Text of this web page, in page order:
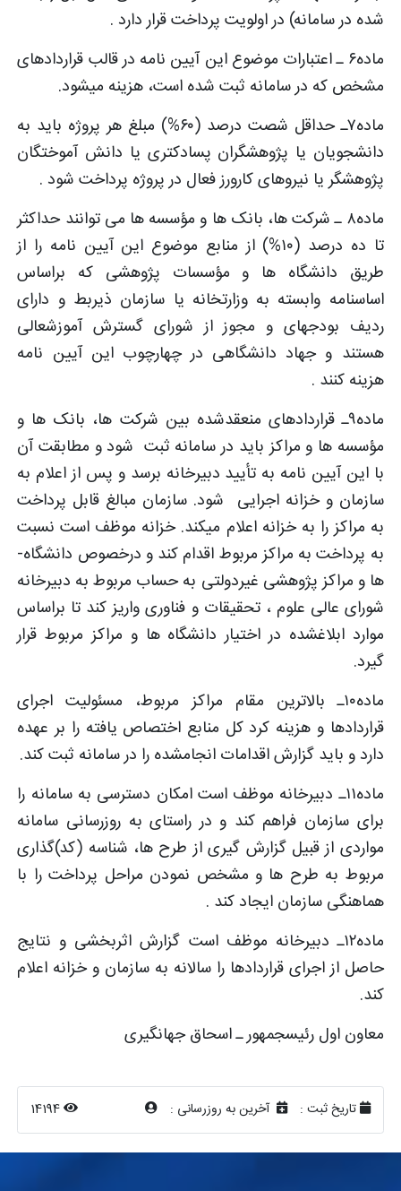
شده در سامانه) در اولویت پرداخت قرار دارد .
ماده۶ ـ اعتبارات موضوع این آیین ­نامه در قالب قراردادهای
مشخص که در سامانه ثبت ­شده است، هزینه می­شود.
ماده۷ـ حداقل شصت درصد (۶۰%) مبلغ هر پروژه باید به
دانشجویان یا پژوهشگران پسادکتری یا دانش ­آموختگان
پژوهشگر یا نیروهای کارورز فعال در پروژه پرداخت شود .
ماده۸ ـ شرکت ها، بانک ­ها و مؤسسه ­ها می­ توانند حداکثر
تا ده درصد (۱۰%) از منابع موضوع این آیین­ نامه را از
طریق دانشگاه ‏ها و مؤسسات پژوهشی که براساس
اساسنامه وابسته به وزارتخانه یا سازمان ذی­ربط و دارای
ردیف بودجه­ای و مجوز از شورای گسترش آموزش­عالی
هستند و جهاد دانشگاهی در چهارچوب این آیین­ نامه
هزینه کنند .
ماده۹ـ قراردادهای منعقدشده بین شرکت­ ها، بانک ­ها و
مؤسسه­ ها و مراکز باید در سامانه ثبت­ شود و مطابقت آن
با این آیین ‏نامه به تأیید دبیرخانه برسد و پس از اعلام به
سازمان و خزانه اجرایی ­ شود. سازمان مبالغ قابل پرداخت
به مراکز را به خزانه اعلام می­کند. خزانه موظف است نسبت
به پرداخت به مراکز مربوط اقدام کند و درخصوص دانشگاه­
ها و مراکز پژوهشی غیردولتی به حساب مربوط به دبیرخانه
شورای عالی علوم ، تحقیقات و فناوری واریز کند تا براساس
موارد ابلاغ­شده در اختیار دانشگاه ­ها و مراکز مربوط قرار
گیرد.
ماده۱۰ـ بالاترین مقام مراکز مربوط، مسئولیت اجرای
قراردادها و هزینه­ کرد کل منابع اختصاص ­یافته را بر عهده
دارد و باید گزارش اقدامات انجام­شده را در سامانه ثبت کند.
ماده۱۱ـ دبیرخانه موظف است امکان دسترسی به سامانه را
برای سازمان فراهم کند و در راستای به ­روزرسانی سامانه
مواردی از قبیل گزارش گیری از طرح ها، شناسه (کد)گذاری
مربوط به طرح ها و مشخص نمودن مراحل پرداخت را با
هماهنگی سازمان ایجاد کند .
ماده۱۲ـ دبیرخانه موظف است گزارش اثربخشی و نتایج
حاصل از اجرای قراردادها را سالانه به سازمان و خزانه اعلام
کند.
معاون اول رئیس‎جمهور ـ اسحاق جهانگیری
تاریخ ثبت : آخرین به روزرسانی : 14194